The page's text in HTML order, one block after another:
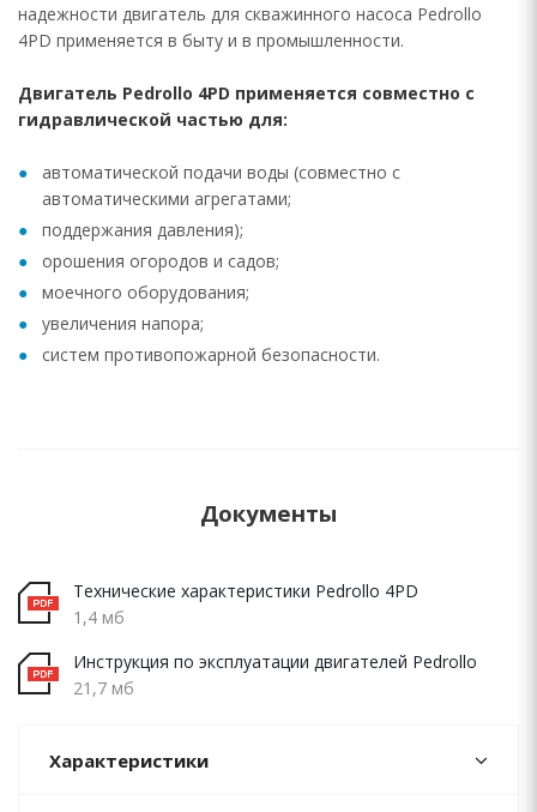
надежности двигатель для скважинного насоса Pedrollo
4PD применяется в быту и в промышленности.
Двигатель Pedrollo 4PD применяется совместно с
гидравлической частью для:
автоматической подачи воды (совместно с
автоматическими агрегатами;
поддержания давления);
орошения огородов и садов;
моечного оборудования;
увеличения напора;
систем противопожарной безопасности.
Документы
Технические характеристики Pedrollo 4PD
1,4 мб
Инструкция по эксплуатации двигателей Pedrollo
21,7 мб
Характеристики